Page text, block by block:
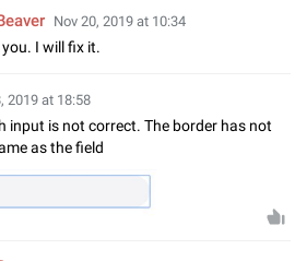
Nov 20, 2019 at 10:34
I will fix it.
2019 at 18:58
input is not correct. The border has not
as the field